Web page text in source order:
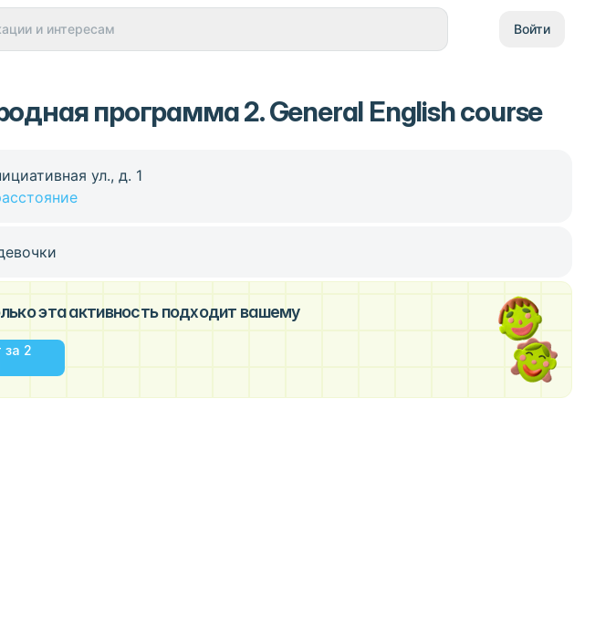
и интересам Войти
программа 2. General English course
ул., д. 1
эта активность подходит вашему
за 2